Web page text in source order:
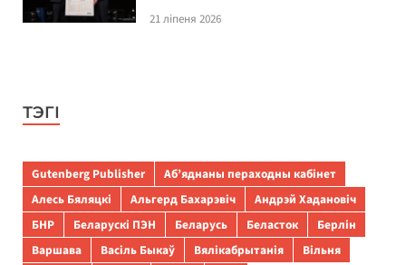
21 ліпеня 2026
ТЭГІ
Gutenberg Publisher
Аб’яднаны пераходны кабінет
Алесь Бяляцкі
Альгерд Бахарэвіч
Андрэй Хадановіч
БНР
Беларускі ПЭН Беларусь Беласток
Берлін
Варшава
Васіль Быкаў Вялікабрытанія
Вільня